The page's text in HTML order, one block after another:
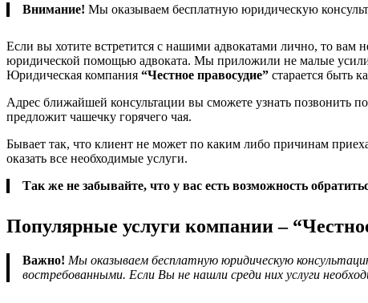
Внимание! Мы оказываем бесплатную юридическую
Если вы хотите встретится с нашими адвокатами лично, то вам
юридической помощью адвоката. Мы приложили не малые
Юридическая компания “Честное правосудие” старается быть
Адрес ближайшей консультации вы сможете узнать позвонить
предложит чашечку горячего чая.
Бывает так, что клиент не может по каким либо причинам
оказать все необходимые услуги.
Так же не забывайте, что у вас есть возможность
Популярные услуги компании –
Важно! Мы оказываем бесплатную юридическую
востребованными. Если Вы не нашли среди них услуги